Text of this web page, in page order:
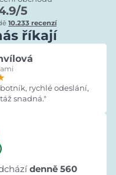
5
10.233 recenzí
říkají
rychlé odeslání,
snadná."
denně 560